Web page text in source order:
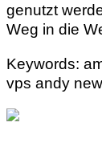
genutzt
Weg in die
Keywords:
vps andy